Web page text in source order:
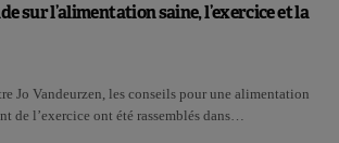
sur l’alimentation saine, l’exercice et la
Jo Vandeurzen, les conseils pour une alimentation
de l’exercice ont été rassemblés dans…